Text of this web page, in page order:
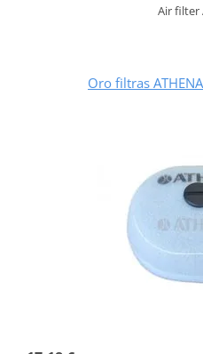
Air filter
Oro filtras